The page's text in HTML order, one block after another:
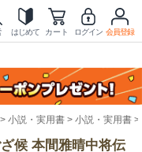
はじめて カート ログイン 会員登録
小説・実用書 小説・実用書
候 本間雅晴中将伝